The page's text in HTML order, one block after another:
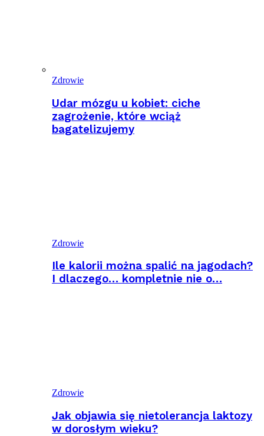
Zdrowie
Udar mózgu u kobiet: ciche
zagrożenie, które wciąż
bagatelizujemy
Zdrowie
Ile kalorii można spalić na jagodach?
I dlaczego… kompletnie nie o…
Zdrowie
Jak objawia się nietolerancja laktozy
w dorosłym wieku?